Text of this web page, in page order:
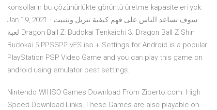
konsolların bu çözünürlükte görüntü üretme kapasiteleri yok.
Jan 19, 2021 · سوف تساعد الناس على فهم كيفية تنزيل وتثبيت
لعبة Dragon Ball Z: Budokai Tenkaichi 3. Dragon Ball Z Shin
Budokai 5 PPSSPP vES.iso + Settings for Android is a popular
PlayStation PSP Video Game and you can play this game on
android using emulator best settings.
Nintendo WII ISO Games Download From Ziperto.com. High
Speed Download Links, These Games are also playable on